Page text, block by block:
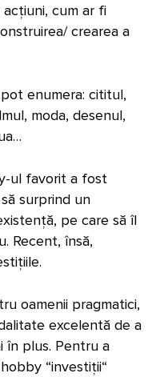
cum ar fi
crearea a
enumera: cititul,
moda, desenul,
ul favorit a fost
surprind un
pe care să îl
Recent, însă,
oamenii pragmatici,
excelentă de a
în plus. Pentru a
“investiții“